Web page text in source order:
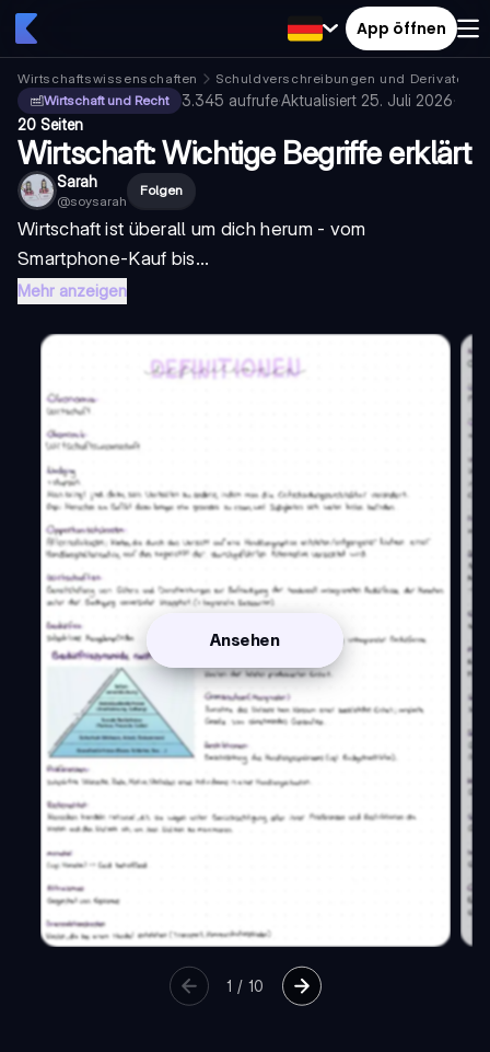
App öffnen
Wirtschaftswissenschaften Schuldverschreibungen und Derivate
Wirtschaft und Recht
3.345 aufrufe·Aktualisiert 25. Juli 2026·
20 Seiten
Wirtschaft: Wichtige Begriffe erklärt
Sarah
@soysarah
Folgen
Wirtschaft ist überall um dich herum - vom
Smartphone-Kauf bis...
Mehr anzeigen
Ansehen
1 / 10